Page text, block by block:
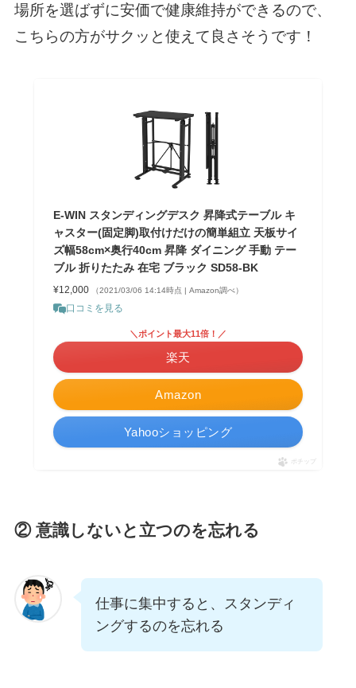
場所を選ばずに安価で健康維持ができるので、
こちらの方がサクッと使えて良さそうです！
E-WIN スタンディングデスク 昇降式テーブル キ
ャスター(固定脚)取付けだけの簡単組立 天板サイ
ズ幅58cm×奥行40cm 昇降 ダイニング 手動 テー
ブル 折りたたみ 在宅 ブラック SD58-BK
¥12,000 （2021/03/06 14:14時点 | Amazon調べ）
口コミを見る
Amazon
＼ポイント最大11倍！／
楽天
Yahooショッピング
ポチップ
② 意識しないと立つのを忘れる
仕事に集中すると、スタンディ
ングするのを忘れる